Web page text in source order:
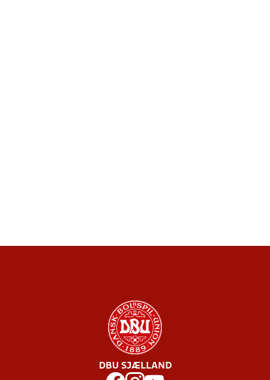
DBU SJÆLLAND